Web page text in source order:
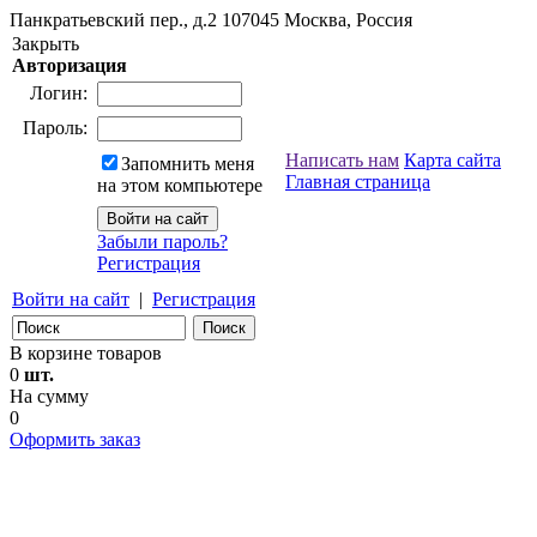
Панкратьевский пер., д.2 107045 Москва, Россия
Закрыть
Авторизация
Логин:
Пароль:
Запомнить меня
на этом компьютере
Забыли пароль?
Регистрация
Войти на сайт | Регистрация
Написать нам Карта сайта
Главная страница
В корзине товаров
0 шт.
На сумму
0
Оформить заказ